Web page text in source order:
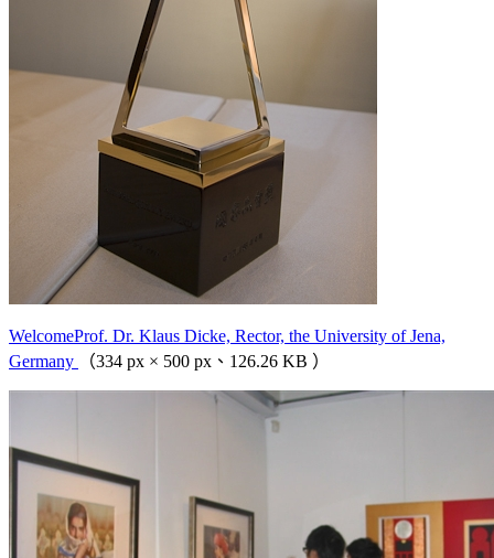
WelcomeProf. Dr. Klaus Dicke, Rector, the University of Jena,
Germany
（334 px × 500 px、126.26 KB ）